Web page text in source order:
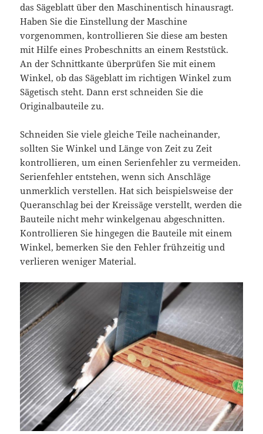
das Sägeblatt über den Maschinentisch hinausragt.
Haben Sie die Einstellung der Maschine
vorgenommen, kontrollieren Sie diese am besten
mit Hilfe eines Probeschnitts an einem Reststück.
An der Schnittkante überprüfen Sie mit einem
Winkel, ob das Sägeblatt im richtigen Winkel zum
Sägetisch steht. Dann erst schneiden Sie die
Originalbauteile zu.
Schneiden Sie viele gleiche Teile nacheinander,
sollten Sie Winkel und Länge von Zeit zu Zeit
kontrollieren, um einen Serienfehler zu vermeiden.
Serienfehler entstehen, wenn sich Anschläge
unmerklich verstellen. Hat sich beispielsweise der
Queranschlag bei der Kreissäge verstellt, werden die
Bauteile nicht mehr winkelgenau abgeschnitten.
Kontrollieren Sie hingegen die Bauteile mit einem
Winkel, bemerken Sie den Fehler frühzeitig und
verlieren weniger Material.